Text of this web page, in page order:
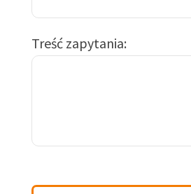
Treść zapytania